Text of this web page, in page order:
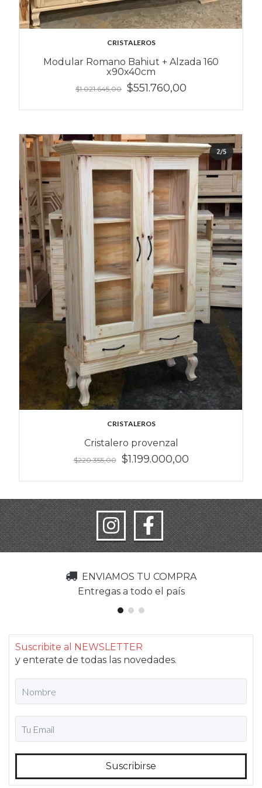
CRISTALEROS
Modular Romano Bahiut + Alzada 160
x90x40cm
$1.021.645,00 $551.760,00
CRISTALEROS
Cristalero provenzal
$220.355,00 $1.199.000,00
ENVIAMOS TU COMPRA
Entregas a todo el país
Suscribite al NEWSLETTER
y enterate de todas las novedades.